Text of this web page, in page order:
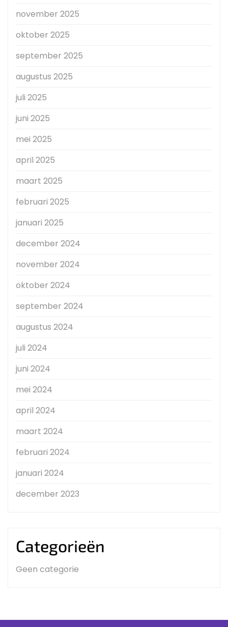
november 2025
oktober 2025
september 2025
augustus 2025
juli 2025
juni 2025
mei 2025
april 2025
maart 2025
februari 2025
januari 2025
december 2024
november 2024
oktober 2024
september 2024
augustus 2024
juli 2024
juni 2024
mei 2024
april 2024
maart 2024
februari 2024
januari 2024
december 2023
Categorieën
Geen categorie